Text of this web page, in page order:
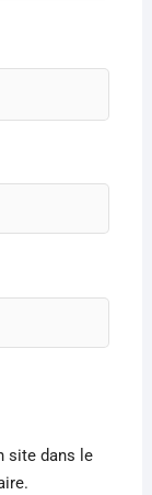
site dans le